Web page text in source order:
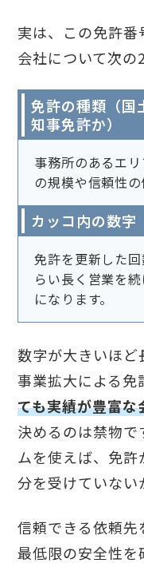
実は、この免許
会社について次の
免許の種類（国
知事免許か）
事務所のあるエ
の規模や信頼性
カッコ内の数字
免許を更新した
らい長く営業を
になります。
数字が大きいほど
事業拡大による免
ても実績が豊富な
決めるのは禁物で
ムを使えば、免
分を受けていない
信頼できる依頼先
最低限の安全性を